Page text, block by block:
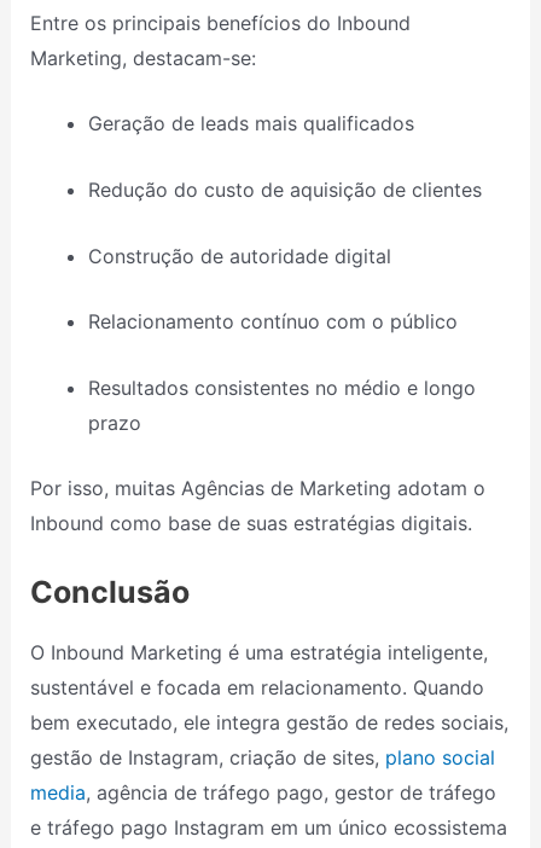
Entre os principais benefícios do Inbound
Marketing, destacam-se:
Geração de leads mais qualificados
Redução do custo de aquisição de clientes
Construção de autoridade digital
Relacionamento contínuo com o público
Resultados consistentes no médio e longo
prazo
Por isso, muitas Agências de Marketing adotam o
Inbound como base de suas estratégias digitais.
Conclusão
O Inbound Marketing é uma estratégia inteligente,
sustentável e focada em relacionamento. Quando
bem executado, ele integra gestão de redes sociais,
gestão de Instagram, criação de sites, plano social
media, agência de tráfego pago, gestor de tráfego
e tráfego pago Instagram em um único ecossistema